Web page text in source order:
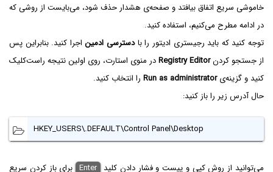
خاموشی سریع اتفاق بیافتد و صفحه‌ی هشدار حذف شود، می‌بایست از روشی که
در ادامه مطرح می‌کنیم، استفاده کنید.
توجه کنید که باید رجیستری ادیتور را بادسترسی ادمیناجرا کنید. بنابراین پس
از جستجو کردنRegistry Editorدر منوی استارت، روی اولین نتیجه راست‌کلیک
کنید و گزینه‌یRun as administrator‌ را انتخاب کنید.
حال آدرس زیر را باز کنید:
HKEY_USERS\.DEFAULT\Control Panel\Desktop
می‌توانید از روش کپی و پیست و فشار دادن کلید Enter برای باز کردن سریع